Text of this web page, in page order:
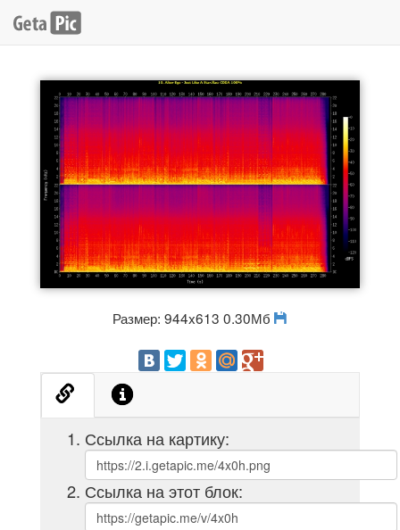
Размер: 944x613 0.30Мб
Ссылка на картику:
Ссылка на этот блок: